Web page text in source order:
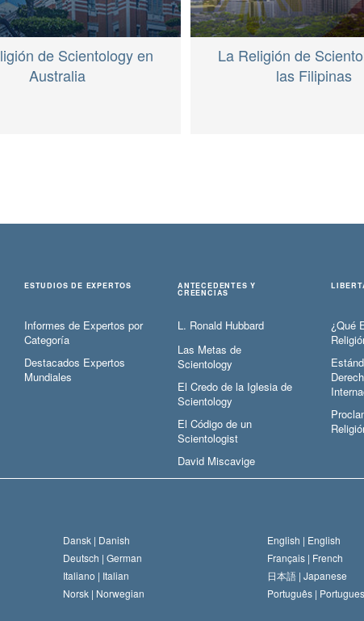
de Scientology en
Australia
La Religión de
las Filipinas
ESTUDIOS DE EXPERTOS
Informes de Expertos por
Categoría
Destacados Expertos
Mundiales
ANTECEDENTES Y
CREENCIAS
L. Ronald Hubbard
Las Metas de
Scientology
El Credo de la Iglesia de
Scientology
El Código de un
Scientologist
David Miscavige
¿Qué
Dansk | Danish English | English
Deutsch | German Français | French
Italiano | Italian 日本語 | Japanese
Norsk | Norwegian Português |